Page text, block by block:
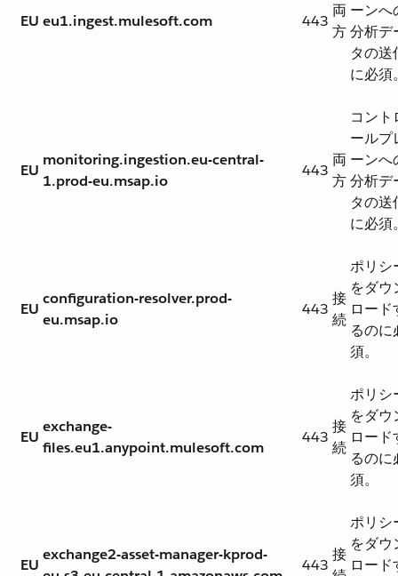
EU eu1.ingest.mulesoft.com 443
両
方
ーンへ
分析デ
タの送
に必須
EU
monitoring.ingestion.eu-central-
1.prod-eu.msap.io
443
両
方
コント
ールプ
ーンへ
分析デ
タの送
に必須
EU
configuration-resolver.prod-
eu.msap.io
443
接
続
ポリシ
をダウ
ロード
るのに
須。
EU
exchange-
files.eu1.anypoint.mulesoft.com
443
接
続
ポリシ
をダウ
ロード
るのに
須。
EU
exchange2-asset-manager-kprod-
443
接
ポリシ
をダウ
ロード